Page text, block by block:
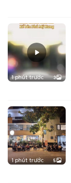
1 phút trước 3
1 phút trước 5